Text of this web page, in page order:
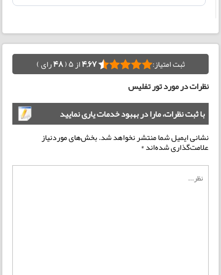
ثبت امتیاز: 4,67از 5 ( 48رای )
نظرات در مورد تور تفلیس
با ثبت نظرات، مارا در بهبود خدمات یاری نمایید
نشانی ایمیل شما منتشر نخواهد شد.بخش‌های موردنیاز
علامت‌گذاری شده‌اند*